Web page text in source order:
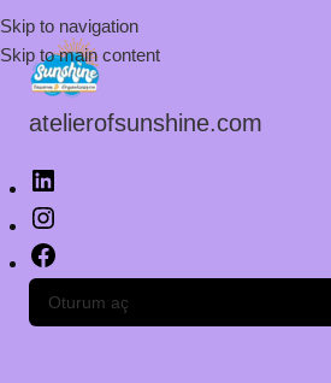
Skip to navigation
Skip to main content
atelierofsunshine.com
Oturum aç